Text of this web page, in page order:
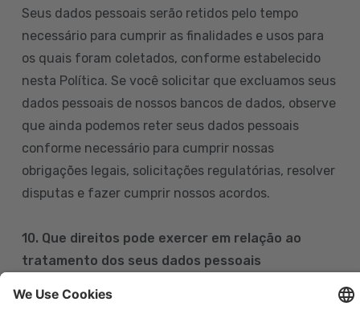
Seus dados pessoais serão retidos pelo tempo
necessário para cumprir as finalidades e usos para
os quais foram coletados, conforme estabelecido
nesta Política. Se você solicitar que excluamos seus
dados pessoais de nossos bancos de dados, observe
que ainda podemos reter seus dados pessoais
conforme necessário para cumprir nossas
obrigações legais, solicitações regulatórias, resolver
disputas e fazer cumprir nossos acordos.
10. Que direitos pode exercer em relação ao
tratamento dos seus dados pessoais